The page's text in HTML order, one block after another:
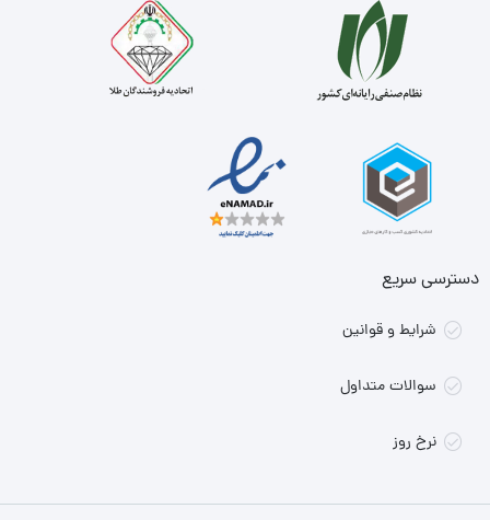
دسترسی سریع
شرایط و قوانین
سوالات متداول
نرخ روز